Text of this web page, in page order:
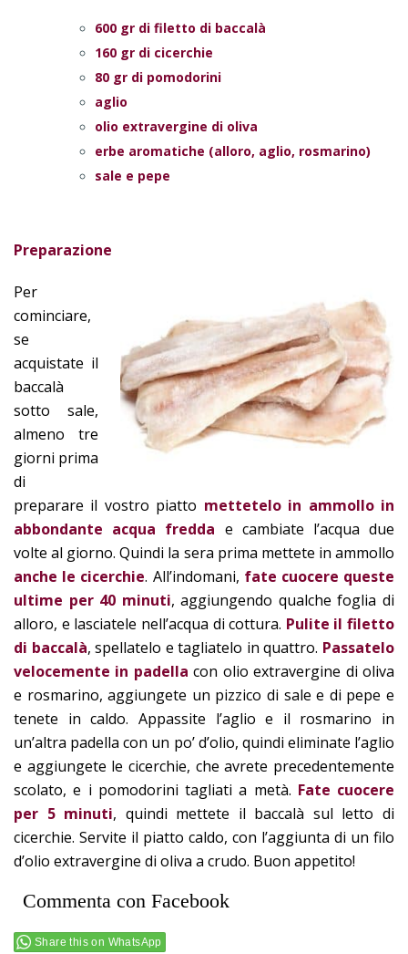
600 gr di filetto di baccalà
160 gr di cicerchie
80 gr di pomodorini
aglio
olio extravergine di oliva
erbe aromatiche (alloro, aglio, rosmarino)
sale e pepe
Preparazione
Per
cominciare,
se
acquistate il
baccalà
sotto sale,
almeno tre
giorni prima
di
preparare il vostro piatto mettetelo in ammollo in
abbondante acqua fredda e cambiate l’acqua due
volte al giorno. Quindi la sera prima mettete in ammollo
anche le cicerchie. All’indomani, fate cuocere queste
ultime per 40 minuti, aggiungendo qualche foglia di
alloro, e lasciatele nell’acqua di cottura. Pulite il filetto
di baccalà, spellatelo e tagliatelo in quattro. Passatelo
velocemente in padella con olio extravergine di oliva
e rosmarino, aggiungete un pizzico di sale e di pepe e
tenete in caldo. Appassite l’aglio e il rosmarino in
un’altra padella con un po’ d’olio, quindi eliminate l’aglio
e aggiungete le cicerchie, che avrete precedentemente
scolato, e i pomodorini tagliati a metà. Fate cuocere
per 5 minuti, quindi mettete il baccalà sul letto di
cicerchie. Servite il piatto caldo, con l’aggiunta di un filo
d’olio extravergine di oliva a crudo. Buon appetito!
Commenta con Facebook
Share this on WhatsApp